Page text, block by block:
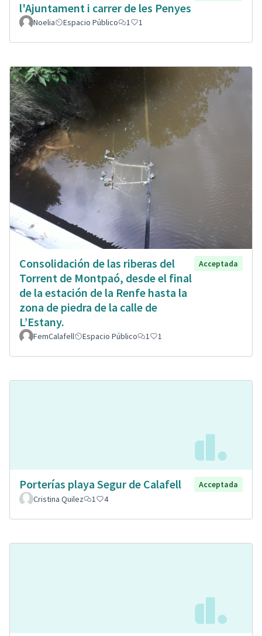
l'Ajuntament i carrer de les Penyes
Noelia Espacio Público 1 1
Consolidación de las riberas del
Torrent de Montpaó, desde el final
de la estación de la Renfe hasta la
zona de piedra de la calle de
L’Estany.
Acceptada
FemCalafell Espacio Público 1 1
Porterías playa Segur de Calafell
Acceptada
Cristina Quilez
1 4